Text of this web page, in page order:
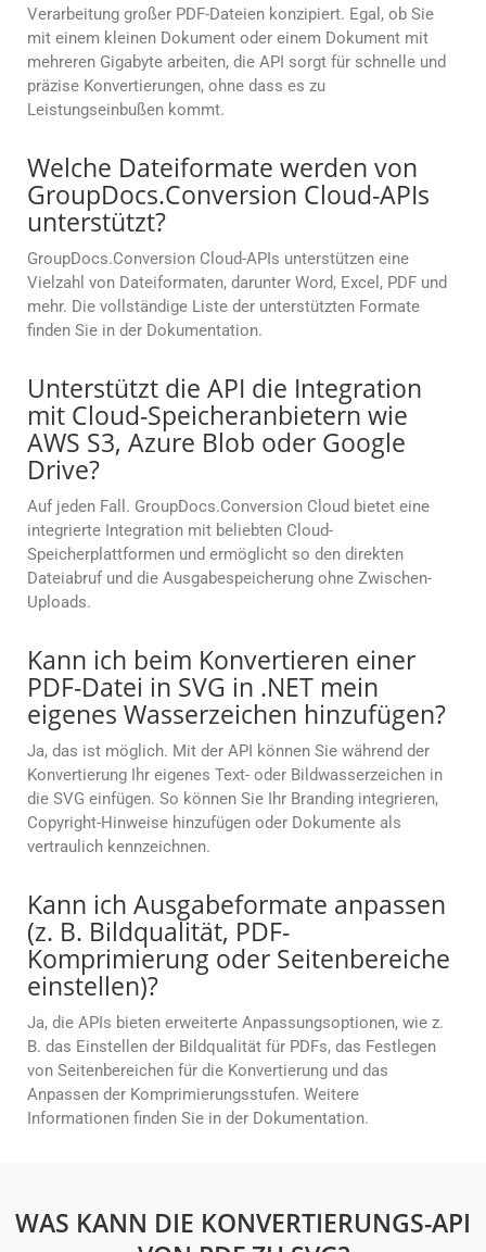
Verarbeitung großer PDF-Dateien konzipiert. Egal, ob Sie
mit einem kleinen Dokument oder einem Dokument mit
mehreren Gigabyte arbeiten, die API sorgt für schnelle und
präzise Konvertierungen, ohne dass es zu
Leistungseinbußen kommt.
Welche Dateiformate werden von
GroupDocs.Conversion Cloud-APIs
unterstützt?
GroupDocs.Conversion Cloud-APIs unterstützen eine
Vielzahl von Dateiformaten, darunter Word, Excel, PDF und
mehr. Die vollständige Liste der unterstützten Formate
finden Sie in der Dokumentation.
Unterstützt die API die Integration
mit Cloud-Speicheranbietern wie
AWS S3, Azure Blob oder Google
Drive?
Auf jeden Fall. GroupDocs.Conversion Cloud bietet eine
integrierte Integration mit beliebten Cloud-
Speicherplattformen und ermöglicht so den direkten
Dateiabruf und die Ausgabespeicherung ohne Zwischen-
Uploads.
Kann ich beim Konvertieren einer
PDF-Datei in SVG in .NET mein
eigenes Wasserzeichen hinzufügen?
Ja, das ist möglich. Mit der API können Sie während der
Konvertierung Ihr eigenes Text- oder Bildwasserzeichen in
die SVG einfügen. So können Sie Ihr Branding integrieren,
Copyright-Hinweise hinzufügen oder Dokumente als
vertraulich kennzeichnen.
Kann ich Ausgabeformate anpassen
(z. B. Bildqualität, PDF-
Komprimierung oder Seitenbereiche
einstellen)?
Ja, die APIs bieten erweiterte Anpassungsoptionen, wie z.
B. das Einstellen der Bildqualität für PDFs, das Festlegen
von Seitenbereichen für die Konvertierung und das
Anpassen der Komprimierungsstufen. Weitere
Informationen finden Sie in der Dokumentation.
WAS KANN DIE KONVERTIERUNGS-API